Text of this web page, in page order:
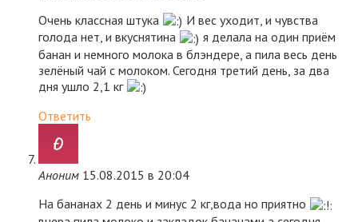
Очень классная штука
И вес уходит, и чувства
голода нет, и вкуснятина
я делала на один приём
банан и немного молока в блэндере, а пила весь день
зелёный чай с молоком. Сегодня третий день, за два
дня ушло 2,1 кг
Ответить
Аноним 15.08.2015 в 20:04
На бананах 2 день и минус 2 кг,вода но приятно